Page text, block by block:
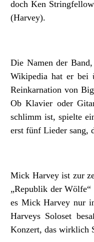
doch Ken
(Harvey).
Die Namen der
Wikipedia hat er bei
Reinkarnation von
Ob Klavier oder
schlimm ist, spielte
erst fünf Lieder sang,
Mick Harvey ist zur
„Republik der
es Mick Harvey nur
Harveys Soloset
Konzert, das wirklich